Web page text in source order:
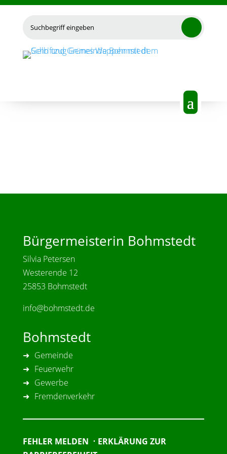
Bürgermeisterin Bohmstedt
Silvia Petersen
Westerende 12
25853 Bohmstedt
info@bohmstedt.de
Bohmstedt
Gemeinde
Feuerwehr
Gewerbe
Fremdenverkehr
FEHLER MELDEN • ERKLÄRUNG ZUR